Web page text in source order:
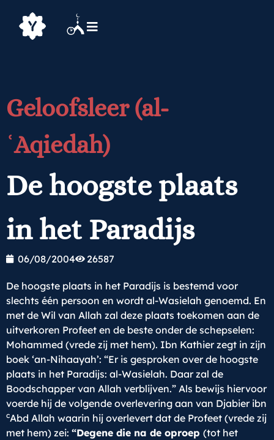
Geloofsleer (al-
ʿAqiedah)
De hoogste plaats
in het Paradijs
06/08/2004 26587
De hoogste plaats in het Paradijs is bestemd voor
slechts één persoon en wordt al-Wasielah genoemd. En
met de Wil van Allah zal deze plaats toekomen aan de
uitverkoren Profeet en de beste onder de schepselen:
Mohammed (vrede zij met hem). Ibn Kathier zegt in zijn
boek ‘an-Nihaayah’: “Er is gesproken over de hoogste
plaats in het Paradijs: al-Wasielah. Daar zal de
Boodschapper van Allah verblijven.” Als bewijs hiervoor
voerde hij de volgende overlevering aan van Djabier ibn
cAbd Allah waarin hij overlevert dat de Profeet (vrede zij
met hem) zei: “Degene die na de oproep (tot het